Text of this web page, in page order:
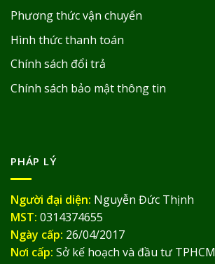
Phương thức vận chuyển
Hình thức thanh toán
Chính sách đổi trả
Chính sách bảo mật thông tin
PHÁP LÝ
Người đại diện: Nguyễn Đức Thịnh
MST: 0314374655
Ngày cấp: 26/04/2017
Nơi cấp: Sở kế hoạch và đầu tư TPHCM